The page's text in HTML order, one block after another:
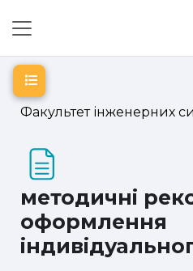
Факультет інженерних
методичні
оформлення
Відкритий покажчик